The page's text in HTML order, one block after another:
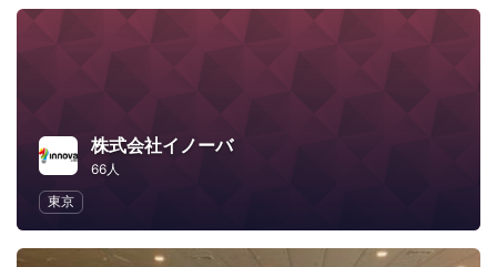
株式会社イノーバ
66人
東京